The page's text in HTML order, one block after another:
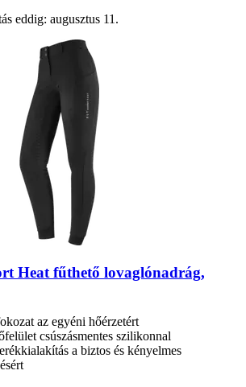
eddig: augusztus 11.
Heat fűthető lovaglónadrág,
az egyéni hőérzetért
csúszásmentes szilikonnal
a biztos és kényelmes